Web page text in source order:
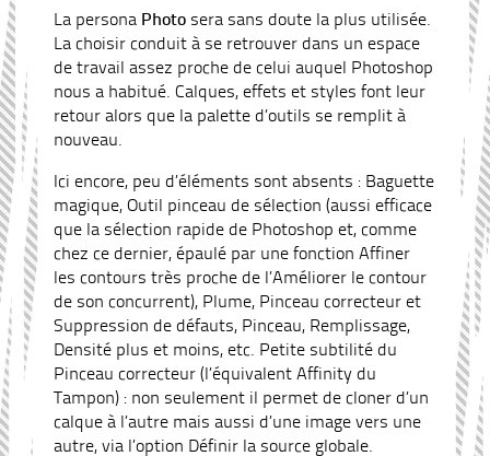
La persona Photo sera sans doute la plus utilisée.
La choisir conduit à se retrouver dans un espace
de travail assez proche de celui auquel Photoshop
nous a habitué. Calques, effets et styles font leur
retour alors que la palette d’outils se remplit à
nouveau.
Ici encore, peu d’éléments sont absents : Baguette
magique, Outil pinceau de sélection (aussi efficace
que la sélection rapide de Photoshop et, comme
chez ce dernier, épaulé par une fonction Affiner
les contours très proche de l’Améliorer le contour
de son concurrent), Plume, Pinceau correcteur et
Suppression de défauts, Pinceau, Remplissage,
Densité plus et moins, etc. Petite subtilité du
Pinceau correcteur (l’équivalent Affinity du
Tampon) : non seulement il permet de cloner d’un
calque à l’autre mais aussi d’une image vers une
autre, via l’option Définir la source globale.